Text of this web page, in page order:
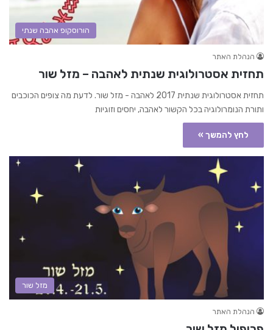
הורוסקופ אהבה שנתי
הנהלת האתר
תחזית אסטרולוגית שנתית לאהבה – מזל שור
תחזית אסטרולוגית שנתית 2017 לאהבה - מזל שור. לדעת מה צופים הכוכבים
ותורת הנומרולוגיה בכל הקשור לאהבה, יחסים וזוגיות
לחץ להמשך »
מזל שור
הנהלת האתר